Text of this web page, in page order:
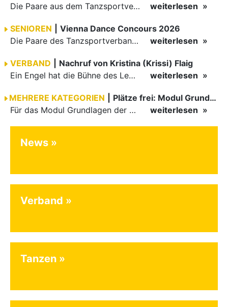
Die Paare aus dem Tanzsportverband Baden-Württemberg (TBW) haben beim hochklassig besetzten WDSF GrandSlam im chinesischen Nanjing wieder einmal auf internationalem Top-Niveau geglänzt. Das…
weiterlesen
SENIOREN
Vienna Dance Concours 2026
Die Paare des Tanzsportverbandes Baden-Württemberg (TBW) glänzten auf dem internationalen Parkett des Vienna Dance Concourse 2026 im Wiener Rathaus mit hervorragenden Platzierungen Ergebnisse unter: …
weiterlesen
VERBAND
Nachruf von Kristina (Krissi) Flaig
Ein Engel hat die Bühne des Lebens verlassen. Viel zu früh, plötzlich und für uns alle unfassbar, wurde unsere geliebte Kristina (Krissi) Flaig im Alter von 36 Jahren aus dem Leben gerissen. Das Tanzen…
weiterlesen
MEHRERE KATEGORIEN
Plätze frei: Modul Grundlagen
Für das Modul Grundlagen der Breitensportausbildung vom 10. bis 13. September an der Landessportschule Albstadt sind noch Plätze frei. Das Modul kann auch für den Lizenzerhalt (30 LE fachlich) genutzt…
weiterlesen
News
Verband
Tanzen